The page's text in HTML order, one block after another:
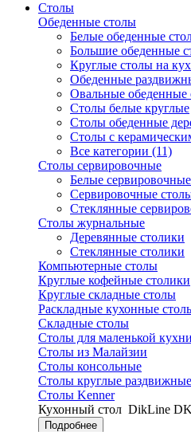
Столы
Обеденные столы
Белые обеденные
Большие обеденные
Круглые столы на
Обеденные
Овальные обеденные
Столы белые круглые
Столы обеденные
Столы с
Все категории (11)
Столы сервировочные
Белые
Сервировочные
Стеклянные
Столы журнальные
Деревянные столики
Стеклянные столики
Компьютерные столы
Круглые кофейные столики
Круглые складные столы
Раскладные кухонные
Складные столы
Столы для маленькой кухни
Столы из Малайзии
Столы консольные
Столы круглые раздвижные
Столы Kenner
Кухонный стол DikLine
Подробнее